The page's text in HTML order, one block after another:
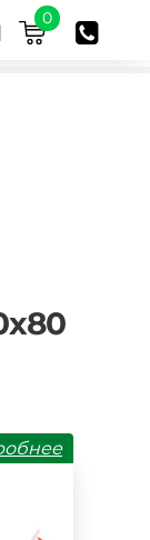
0
ugol-